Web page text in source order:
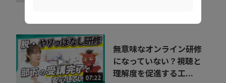
07:22
無意味なオンライン研修
になっていない？視聴と
理解度を促進する工...